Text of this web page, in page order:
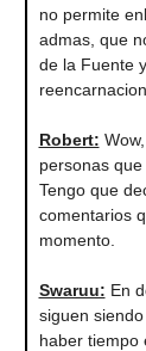
no permite
admas, que
de la Fuente
Robert:
personas
Tengo que
comentarios
momento.
Swaruu: En
siguen
haber tiempo